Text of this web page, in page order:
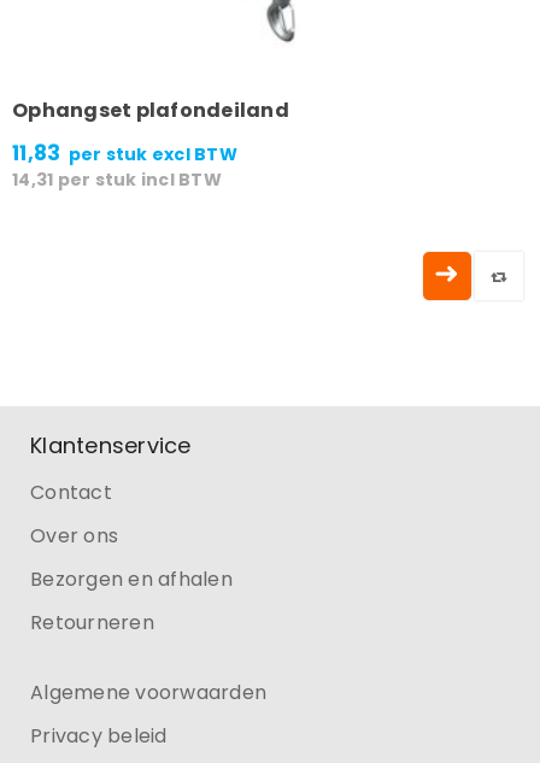
Ophangset plafondeiland
11,83 per stuk excl BTW
14,31 per stuk incl BTW
Klantenservice
Contact
Over ons
Bezorgen en afhalen
Retourneren
Algemene voorwaarden
Privacy beleid